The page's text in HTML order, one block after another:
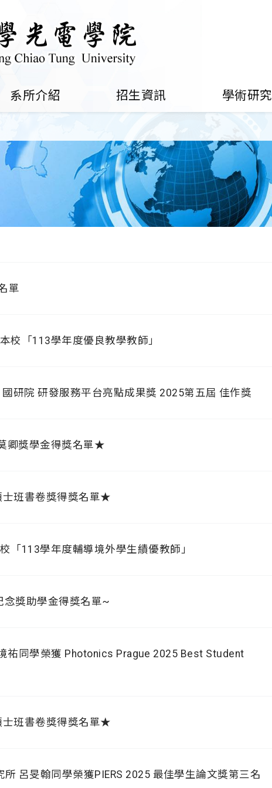
系所介紹 招生資訊 學術研究
單
校「113學年度優良教學教師」
研院 研發服務平台亮點成果獎 2025第五屆 佳作獎
卿獎學金得獎名單★
班書卷獎得獎名單★
「113學年度輔導境外學生績優教師」
獎助學金得獎名單~
祐同學榮獲 Photonics Prague 2025 Best Student
班書卷獎得獎名單★
呂旻翰同學榮獲PIERS 2025 最佳學生論文獎第三名